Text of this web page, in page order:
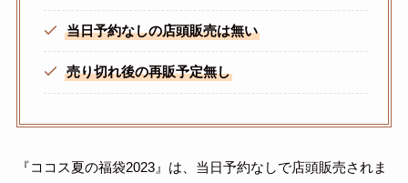
当日予約なしの店頭販売は無い
売り切れ後の再販予定無し
『ココス夏の福袋2023』は、当日予約なしで店頭販売されま